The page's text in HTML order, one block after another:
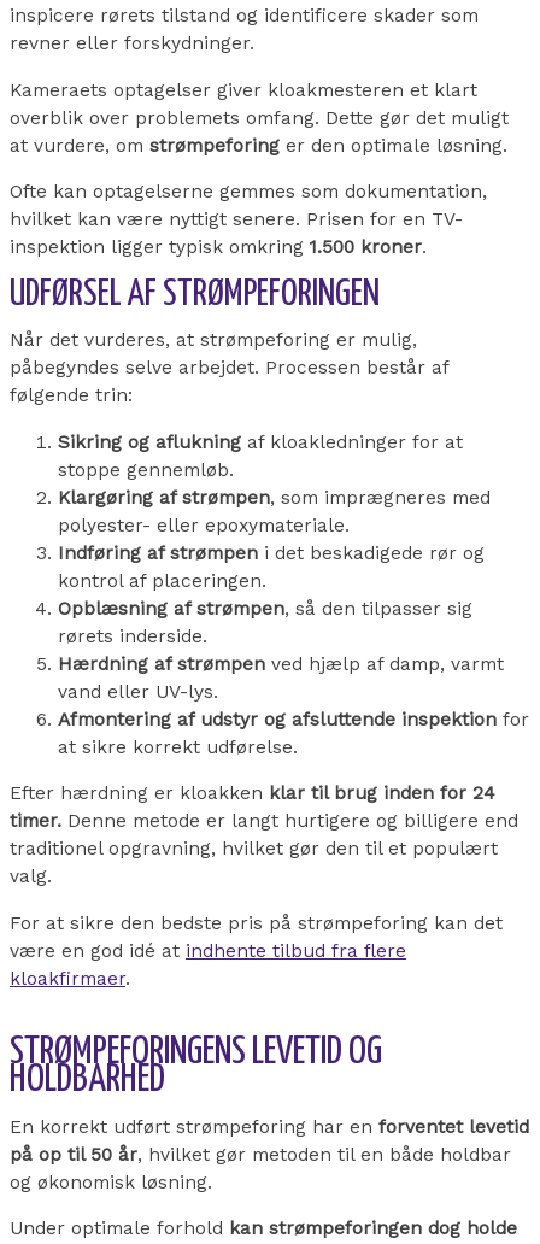
inspicere rørets tilstand og identificere skader som
revner eller forskydninger.
Kameraets optagelser giver kloakmesteren et klart
overblik over problemets omfang. Dette gør det muligt
at vurdere, om strømpeforing er den optimale løsning.
Ofte kan optagelserne gemmes som dokumentation,
hvilket kan være nyttigt senere. Prisen for en TV-
inspektion ligger typisk omkring 1.500 kroner.
UDFØRSEL AF STRØMPEFORINGEN
Når det vurderes, at strømpeforing er mulig,
påbegyndes selve arbejdet. Processen består af
følgende trin:
Sikring og aflukning af kloakledninger for at
stoppe gennemløb.
Klargøring af strømpen, som imprægneres med
polyester- eller epoxymateriale.
Indføring af strømpen i det beskadigede rør og
kontrol af placeringen.
Opblæsning af strømpen, så den tilpasser sig
rørets inderside.
Hærdning af strømpen ved hjælp af damp, varmt
vand eller UV-lys.
Afmontering af udstyr og afsluttende inspektion for
at sikre korrekt udførelse.
Efter hærdning er kloakken klar til brug inden for 24
timer. Denne metode er langt hurtigere og billigere end
traditionel opgravning, hvilket gør den til et populært
valg.
For at sikre den bedste pris på strømpeforing kan det
være en god idé at indhente tilbud fra flere
kloakfirmaer.
STRØMPEFORINGENS LEVETID OG
HOLDBARHED
En korrekt udført strømpeforing har en forventet levetid
på op til 50 år, hvilket gør metoden til en både holdbar
og økonomisk løsning.
Under optimale forhold kan strømpeforingen dog holde